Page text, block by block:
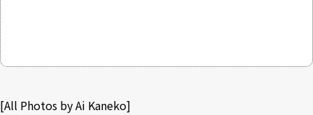
[All Photos by Ai Kaneko]